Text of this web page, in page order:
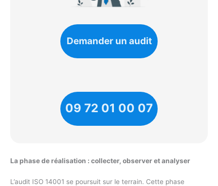
Demander un audit
09 72 01 00 07
La phase de réalisation : collecter, observer et analyser
L’audit ISO 14001 se poursuit sur le terrain. Cette phase